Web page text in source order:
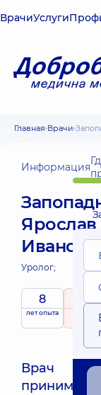
ВрачиУслуги
Главная Врачи
Информация
Ярослав
Уролог;
8
лет опыта
10
Врач
принимает